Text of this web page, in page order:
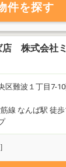
件を探す
店 株式会社
区難波１丁目7-
線 なんば駅 徒歩